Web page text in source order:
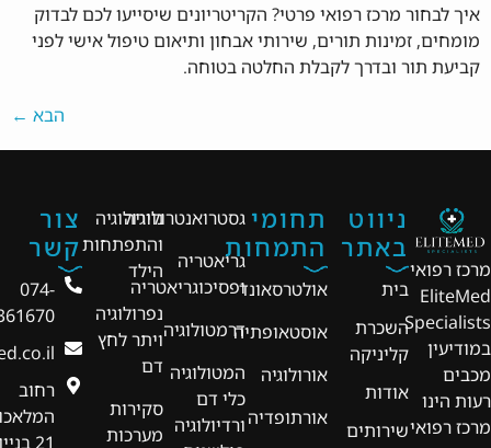
איך לבחור מרכז רפואי פרטי? הקריטריונים שיסייעו לכם לבדוק
מומחים, זמינות תורים, שירותי אבחון ותיאום טיפול אישי לפני
קביעת תור ובדרך לקבלת החלטה בטוחה.
הבא ←
מרכז רפואי
EliteMed
Specialists
במודיעין
מכבים
רעות הינו
מרכז רפואי
ניווט
באתר
בית
השכרת
קליניקה
אודות
שירותים
תחומי
התמחות
אולטרסאונד
אוסטאופתיה
אורולוגיה
אורתופדיה
גסטרואנטרולוגיה
גריאטריה
ופסיכוגריאטריה
דרמטולוגיה
המטולוגיה
כלי דם
ורדיולוגיה
נוירולוגיה
והתפתחות
הילד
נפרולוגיה
ויתר לחץ
דם
סקירות
מערכות
צור
קשר
074-
רחוב
21